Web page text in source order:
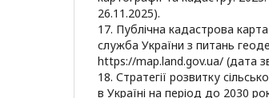
26.11.2025).
17. Публічна кадастрова
служба України з питань
https://map.land.gov.ua/ (дата
18. Стратегії розвитку
в Україні на період до 2030